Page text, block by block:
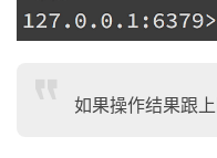
如果操作结果跟